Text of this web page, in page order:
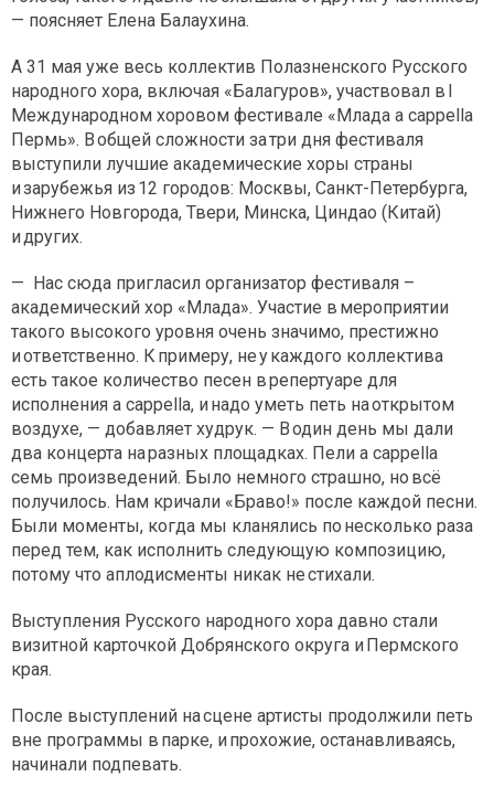
— поясняет Елена Балаухина.
А 31 мая уже весь коллектив Полазненского Русского
народного хора, включая «Балагуров», участвовал в I
Международном хоровом фестивале «Млада a cappella
Пермь». В общей сложности за три дня фестиваля
выступили лучшие академические хоры страны
и зарубежья из 12 городов: Москвы, Санкт-Петербурга,
Нижнего Новгорода, Твери, Минска, Циндао (Китай)
и других.
— Нас сюда пригласил организатор фестиваля –
академический хор «Млада». Участие в мероприятии
такого высокого уровня очень значимо, престижно
и ответственно. К примеру, не у каждого коллектива
есть такое количество песен в репертуаре для
исполнения a cappella, и надо уметь петь на открытом
воздухе, — добавляет худрук. — В один день мы дали
два концерта на разных площадках. Пели a cappella
семь произведений. Было немного страшно, но всё
получилось. Нам кричали «Браво!» после каждой песни.
Были моменты, когда мы кланялись по несколько раза
перед тем, как исполнить следующую композицию,
потому что аплодисменты никак не стихали.
Выступления Русского народного хора давно стали
визитной карточкой Добрянского округа и Пермского
края.
После выступлений на сцене артисты продолжили петь
вне программы в парке, и прохожие, останавливаясь,
начинали подпевать.